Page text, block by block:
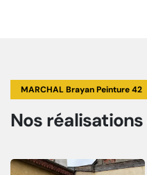
MARCHAL Brayan Peinture 42
Nos réalisations